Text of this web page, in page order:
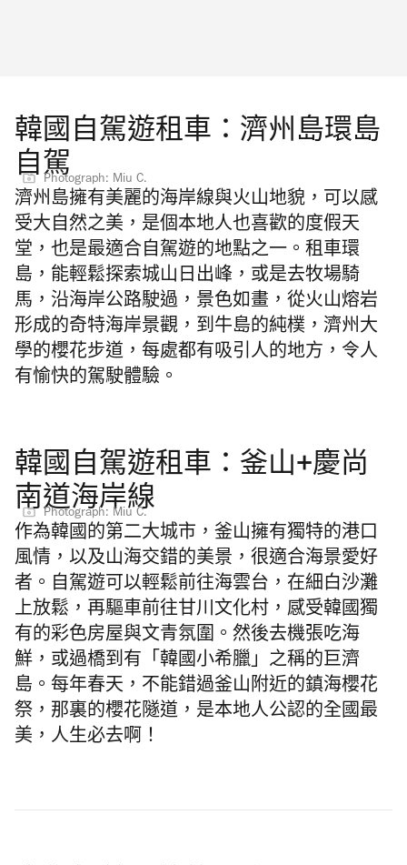
韓國自駕遊租車：濟州島環島
自駕Photograph: Miu C.
濟州島擁有美麗的海岸線與火山地貌，可以感
受大自然之美，是個本地人也喜歡的度假天
堂，也是最適合自駕遊的地點之一。租車環
島，能輕鬆探索城山日出峰，或是去牧場騎
馬，沿海岸公路駛過，景色如畫，從火山熔岩
形成的奇特海岸景觀，到牛島的純樸，濟州大
學的櫻花步道，每處都有吸引人的地方，令人
有愉快的駕駛體驗。
韓國自駕遊租車：釜山+慶尚
南道海岸線
Photograph: Miu C.
作為韓國的第二大城市，釜山擁有獨特的港口
風情，以及山海交錯的美景，很適合海景愛好
者。自駕遊可以輕鬆前往海雲台，在細白沙灘
上放鬆，再驅車前往甘川文化村，感受韓國獨
有的彩色房屋與文青氛圍。然後去機張吃海
鮮，或過橋到有「韓國小希臘」之稱的巨濟
島。每年春天，不能錯過釜山附近的鎮海櫻花
祭，那裏的櫻花隧道，是本地人公認的全國最
美，人生必去啊！